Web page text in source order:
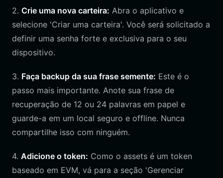
2. Crie uma nova carteira: Abra o aplicativo e
selecione 'Criar uma carteira'. Você será solicitado a
definir uma senha forte e exclusiva para o seu
dispositivo.
3. Faça backup da sua frase semente: Este é o
passo mais importante. Anote sua frase de
recuperação de 12 ou 24 palavras em papel e
guarde-a em um local seguro e offline. Nunca
compartilhe isso com ninguém.
4. Adicione o token: Como o assets é um token
baseado em EVM, vá para a seção 'Gerenciar